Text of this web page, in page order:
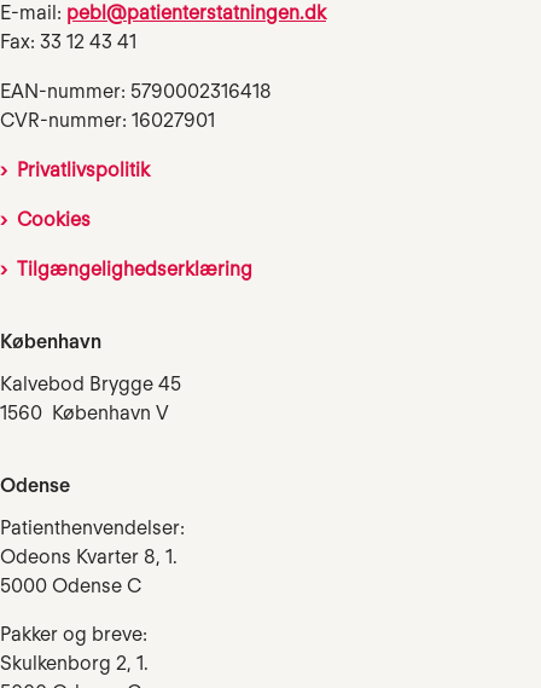
E-mail: pebl@patienterstatningen.dk
Fax: 33 12 43 41
EAN-nummer: 5790002316418
CVR-nummer: 16027901
Privatlivspolitik
Cookies
Tilgængelighedserklæring
København
Kalvebod Brygge 45
1560 København V
Odense
Patienthenvendelser:
Odeons Kvarter 8, 1.
5000 Odense C
Pakker og breve:
Skulkenborg 2, 1.